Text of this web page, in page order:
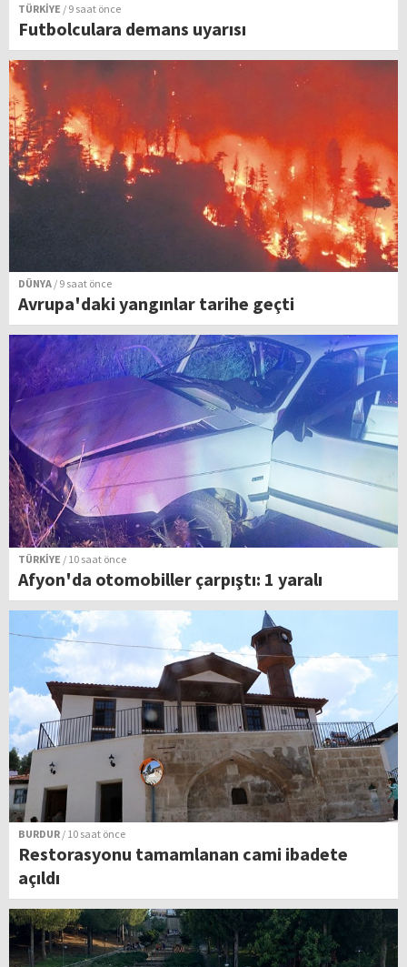
TÜRKİYE / 9 saat önce
Futbolculara demans uyarısı
DÜNYA / 9 saat önce
Avrupa'daki yangınlar tarihe geçti
TÜRKİYE / 10 saat önce
Afyon'da otomobiller çarpıştı: 1 yaralı
BURDUR / 10 saat önce
Restorasyonu tamamlanan cami ibadete
açıldı